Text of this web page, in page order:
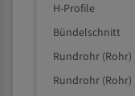
H-Profile
Bündelschnitt
Rundrohr (Rohr)
Rundrohr (Rohr)